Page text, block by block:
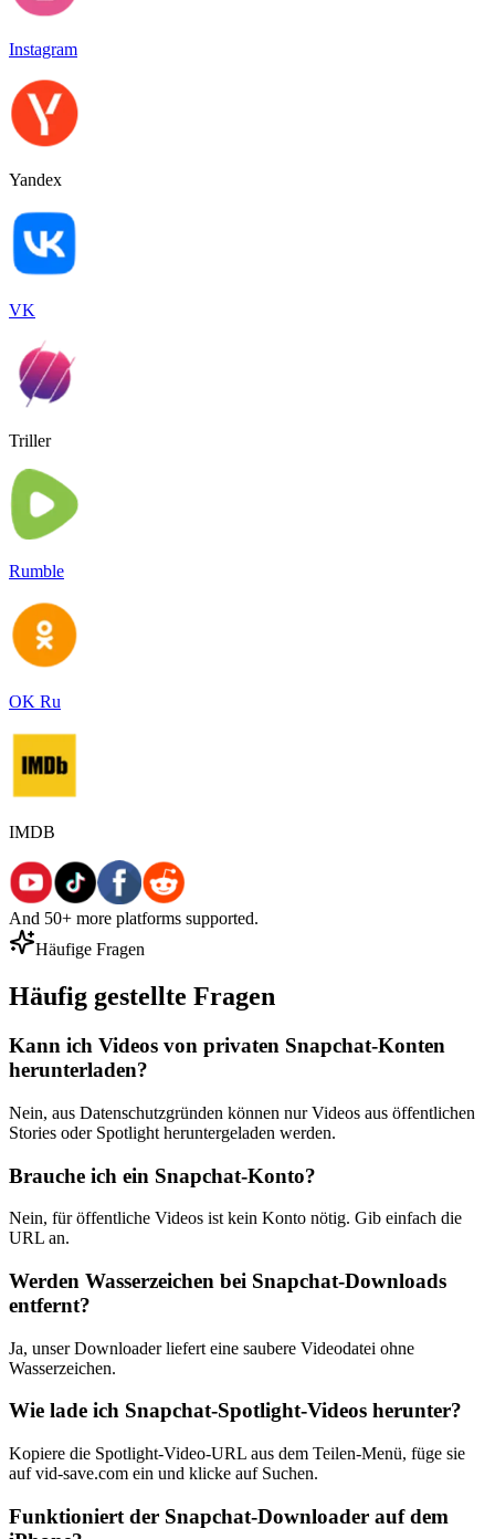
Instagram
Yandex
VK
Triller
Rumble
OK Ru
IMDB
And 50+ more platforms supported.
Häufige Fragen
Häufig gestellte Fragen
Kann ich Videos von privaten Snapchat-Konten
herunterladen?
Nein, aus Datenschutzgründen können nur Videos aus öffentlichen
Stories oder Spotlight heruntergeladen werden.
Brauche ich ein Snapchat-Konto?
Nein, für öffentliche Videos ist kein Konto nötig. Gib einfach die
URL an.
Werden Wasserzeichen bei Snapchat-Downloads
entfernt?
Ja, unser Downloader liefert eine saubere Videodatei ohne
Wasserzeichen.
Wie lade ich Snapchat-Spotlight-Videos herunter?
Kopiere die Spotlight-Video-URL aus dem Teilen-Menü, füge sie
auf vid-save.com ein und klicke auf Suchen.
Funktioniert der Snapchat-Downloader auf dem